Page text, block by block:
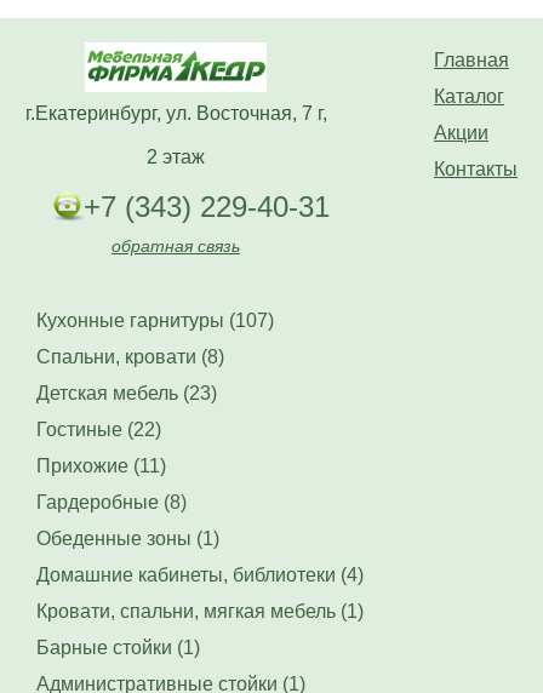
Главная
Каталог
Акции
Контакты
г.Екатеринбург, ул. Восточная, 7 г,
2 этаж
+7 (343) 229-40-31
обратная связь
Кухонные гарнитуры (107)
Спальни, кровати (8)
Детская мебель (23)
Гостиные (22)
Прихожие (11)
Гардеробные (8)
Обеденные зоны (1)
Домашние кабинеты, библиотеки (4)
Кровати, спальни, мягкая мебель (1)
Барные стойки (1)
Административные стойки (1)